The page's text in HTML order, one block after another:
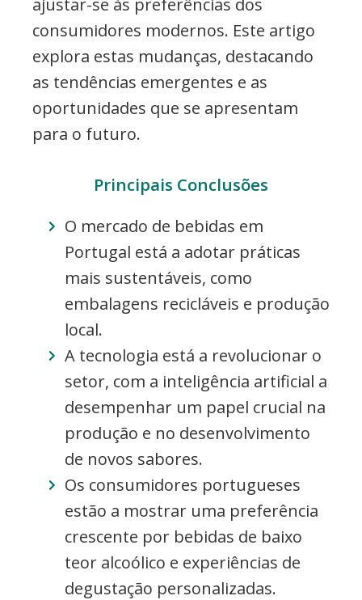
consumidores modernos. Este artigo
explora estas mudanças, destacando
as tendências emergentes e as
oportunidades que se apresentam
para o futuro.
Principais Conclusões
O mercado de bebidas em
Portugal está a adotar práticas
mais sustentáveis, como
embalagens recicláveis e produção
local.
A tecnologia está a revolucionar o
setor, com a inteligência artificial a
desempenhar um papel crucial na
produção e no desenvolvimento
de novos sabores.
Os consumidores portugueses
estão a mostrar uma preferência
crescente por bebidas de baixo
teor alcoólico e experiências de
degustação personalizadas.